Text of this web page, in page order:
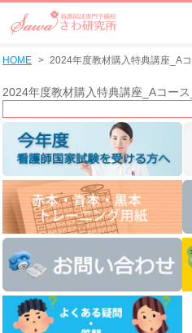
HOME 2024年度教材購入特典講座_A
2024年度教材購入特典講座_Aコー